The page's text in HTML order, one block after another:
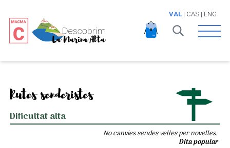
VAL| CAS| ENG
Open
Rutes senderistes
Dificultat alta
No canvies sendes velles per novelles.
Dita popular